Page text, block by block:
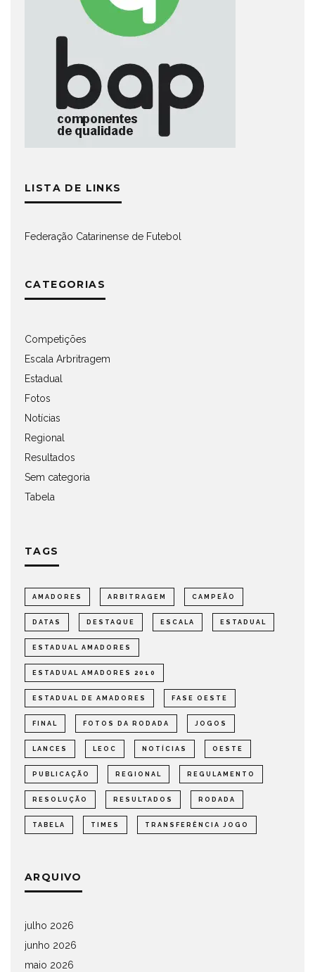
LISTA DE LINKS
Federação Catarinense de Futebol
CATEGORIAS
Competições
Escala Arbritragem
Estadual
Fotos
Notícias
Regional
Resultados
Sem categoria
Tabela
TAGS
AMADORES ARBITRAGEM CAMPEÃO
DATAS DESTAQUE ESCALA ESTADUAL
ESTADUAL AMADORES
ESTADUAL AMADORES 2010
ESTADUAL DE AMADORES FASE OESTE
FINAL FOTOS DA RODADA JOGOS
LANCES LEOC NOTÍCIAS OESTE
PUBLICAÇÃO REGIONAL REGULAMENTO
RESOLUÇÃO RESULTADOS RODADA
TABELA TIMES TRANSFERÊNCIA JOGO
ARQUIVO
julho 2026
junho 2026
maio 2026